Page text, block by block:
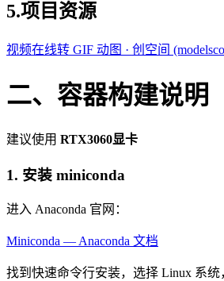
5.项目资源
视频在线转 GIF 动图 · 创空间
二、容器构建说明
建议使用 RTX3060显卡
1. 安装 miniconda
进入 Anaconda 官网：
Miniconda — Anaconda 文档
找到快速命令行安装，选择 Linux 系